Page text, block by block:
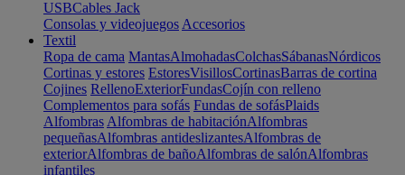
USBCables Jack
Consolas y videojuegos Accesorios
Textil
Ropa de cama MantasAlmohadasColchasSábanasNórdicos
Cortinas y estores EstoresVisillosCortinasBarras de cortina
Cojines RellenoExteriorFundasCojín con relleno
Complementos para sofás Fundas de sofásPlaids
Alfombras Alfombras de habitaciónAlfombras
pequeñasAlfombras antideslizantesAlfombras de
exteriorAlfombras de bañoAlfombras de salónAlfombras
infantiles